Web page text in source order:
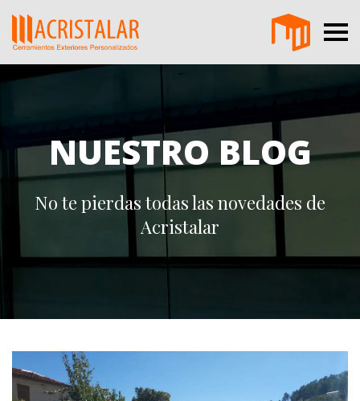
NUESTRO BLOG
No te pierdas todas las novedades de
Acristalar